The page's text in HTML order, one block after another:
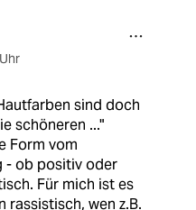
sind doch
schöneren ..."
Form vom
- ob positiv oder
Für mich ist es
rassistisch, wen z.B.